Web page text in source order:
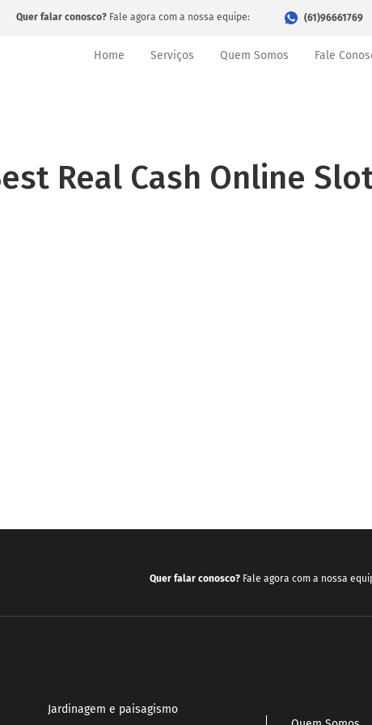
Quer falar conosco?Fale agora com a nossa equipe: (61)96661769
Home Serviços Quem Somos Fale
Real Cash Online
Quer falar conosco?Fale agora com a nossa
Jardinagem e paisagismo